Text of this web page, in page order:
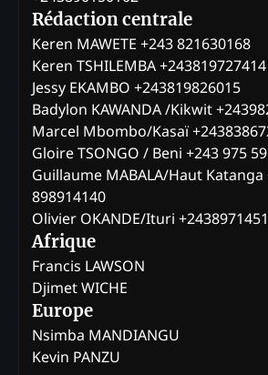
Rédaction centrale
Keren MAWETE +243 821630168
Keren TSHILEMBA +243819727414
Jessy EKAMBO +243819826015
Badylon KAWANDA /Kikwit
Marcel Mbombo/Kasaï
Gloire TSONGO / Beni +243 975
Guillaume MABALA/Haut Katanga
898914140
Olivier OKANDE/Ituri
Afrique
Francis LAWSON
Djimet WICHE
Europe
Nsimba MANDIANGU
Kevin PANZU